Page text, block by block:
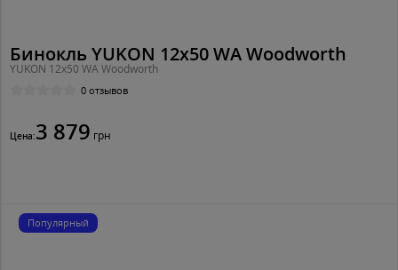
Бинокль YUKON 12x50 WA Woodworth
YUKON 12x50 WA Woodworth
0 отзывов
Цена:3 879 грн
Популярный